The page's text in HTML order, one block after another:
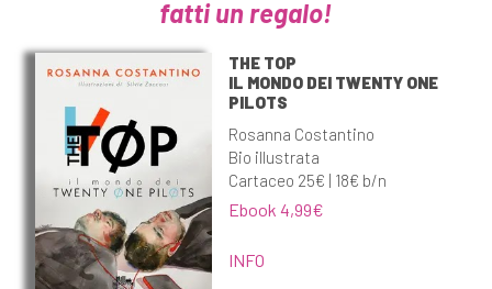
fatti un regalo!
THE TOP
IL MONDO DEI TWENTY ONE
PILOTS
Rosanna Costantino
Bio illustrata
Cartaceo 25€ | 18€ b/n
Ebook 4,99€
INFO